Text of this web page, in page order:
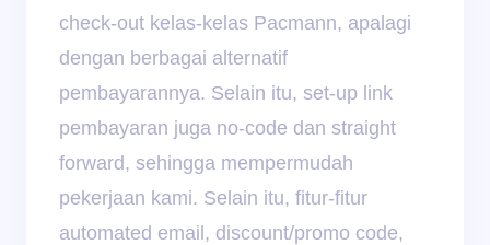
check-out kelas-kelas Pacmann, apalagi
dengan berbagai alternatif
pembayarannya. Selain itu, set-up link
pembayaran juga no-code dan straight
forward, sehingga mempermudah
pekerjaan kami. Selain itu, fitur-fitur
automated email, discount/promo code,